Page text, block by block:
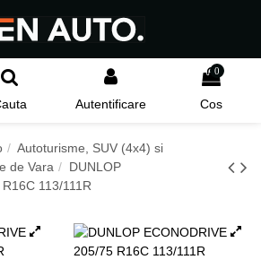
Autentificare
0
Cos
Autoturisme, SUV (4x4) si
de Vara
DUNLOP
113/111R